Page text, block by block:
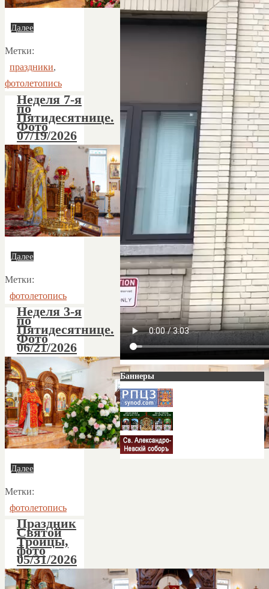
Далее
Метки:
праздники,
фотолетопись
Неделя 7-я
по
Пятидесятнице.
Фото
07/19/2026
Далее
Метки:
фотолетопись
Неделя 3-я
по
Пятидесятнице.
Фото
06/21/2026
Далее
Метки:
фотолетопись
Праздник
Святой
Троицы,
фото
05/31/2026
Баннеры